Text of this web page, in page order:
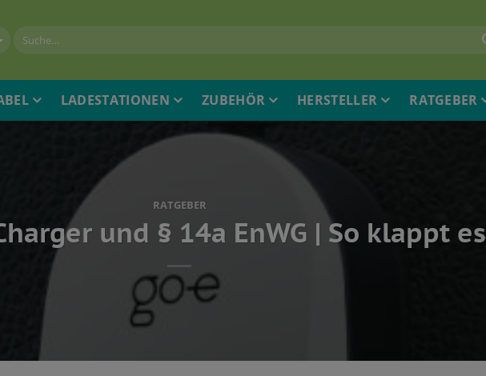
LADESTATIONEN ZUBEHÖR HERSTELLER RATGEBER
RATGEBER
und § 14a EnWG | So klappt es